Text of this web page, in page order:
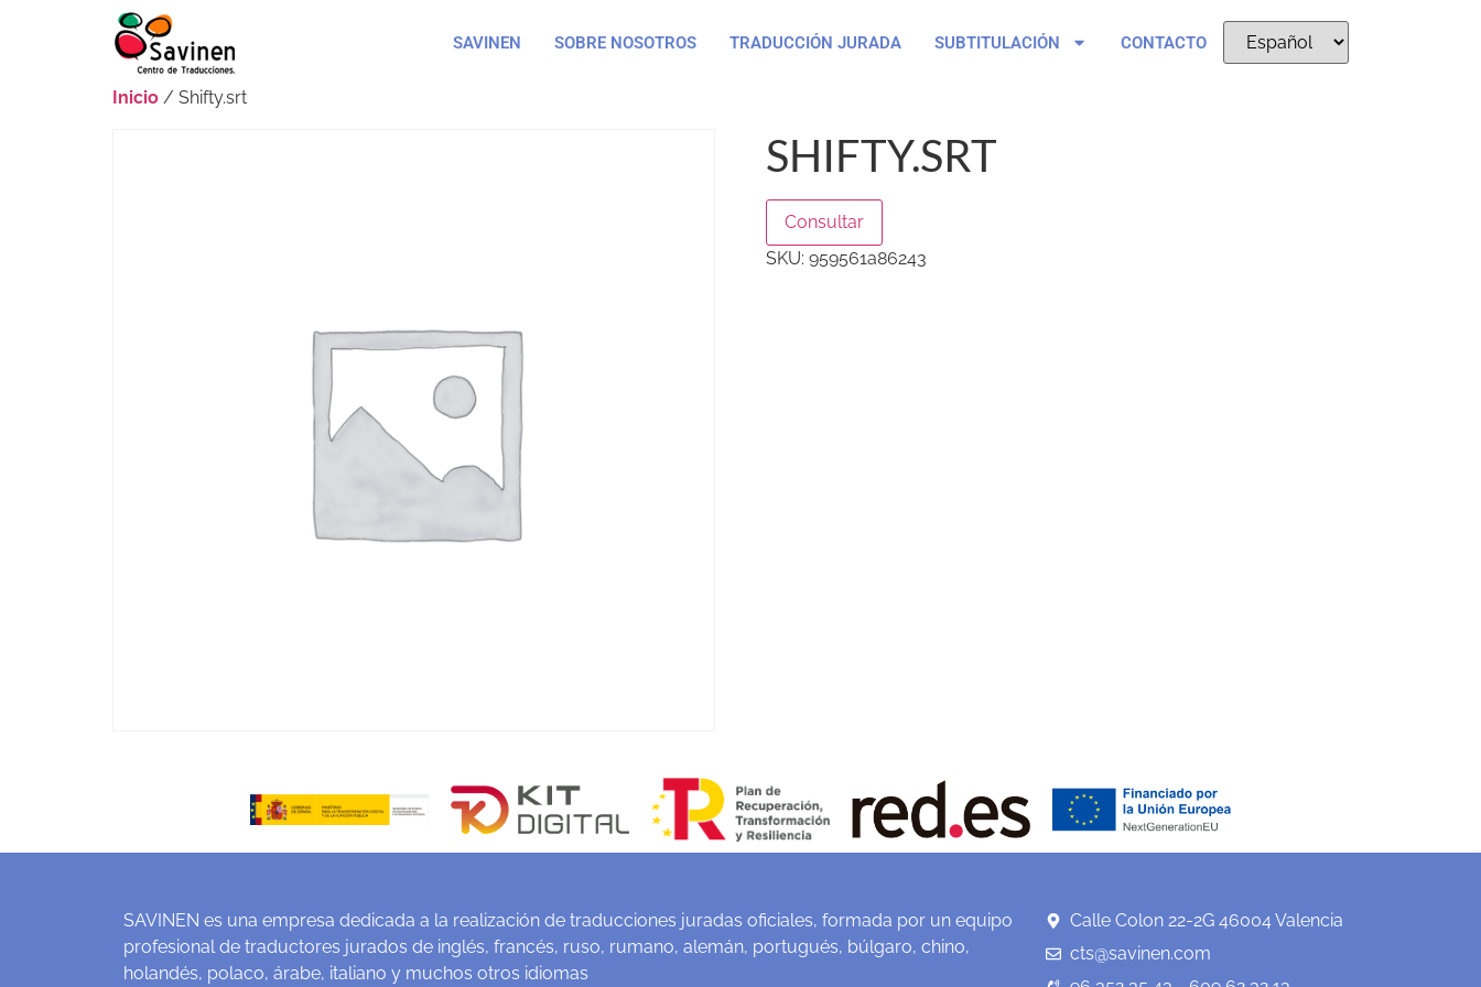
SAVINEN SOBRE NOSOTROS TRADUCCIÓN JURADA SUBTITULACIÓN CONTACTO
Inicio / Shifty.srt
SHIFTY.SRT
Consultar
SKU: 959561a86243
SAVINEN es una empresa dedicada a la realización de traducciones juradas oficiales, formada por un equipo
profesional de traductores jurados de inglés, francés, ruso, rumano, alemán, portugués, búlgaro, chino,
holandés, polaco, árabe, italiano y muchos otros idiomas
Calle Colon 22-2G 46004 Valencia
cts@savinen.com